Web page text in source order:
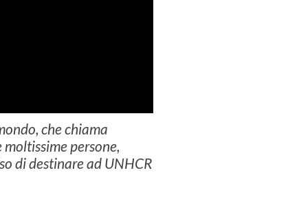
che chiama
persone,
di destinare ad UNHCR